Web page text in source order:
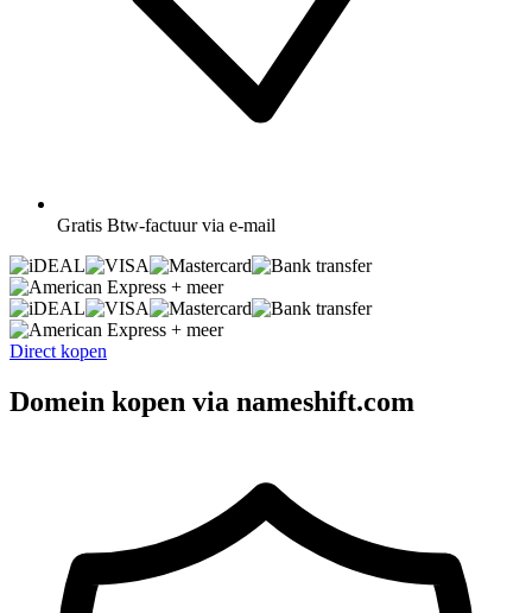
Gratis Btw-factuur via e-mail
+ meer
+ meer
Direct kopen
Domein kopen via nameshift.com